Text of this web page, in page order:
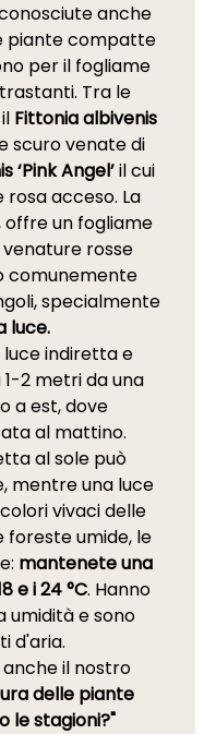
anche
piante compatte
per il fogliame
Tra le
Fittonia albivenis
scuro venate di
‘Pink Angel’il cui
acceso. La
offre un fogliame
rosse
comunemente
specialmente
luce.
luce indiretta e
2 metri da una
a est, dove
al mattino.
al sole può
mentre una luce
vivaci delle
foreste umide, le
mantenete una
e i 24 °C. Hanno
umidità e sono
d'aria.
il nostro
delle piante
le stagioni?"